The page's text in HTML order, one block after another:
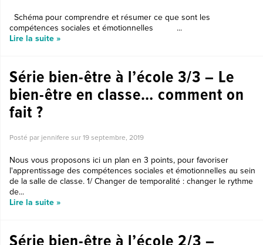
Schéma pour comprendre et résumer ce que sont les
compétences sociales et émotionnelles ...
Lire la suite »
Série bien-être à l’école 3/3 – Le
bien-être en classe… comment on
fait ?
Posté par jennifere sur 19 septembre, 2019
Nous vous proposons ici un plan en 3 points, pour favoriser
l'apprentissage des compétences sociales et émotionnelles au sein
de la salle de classe. 1/ Changer de temporalité : changer le rythme
de...
Lire la suite »
Série bien-être à l’école 2/3 –